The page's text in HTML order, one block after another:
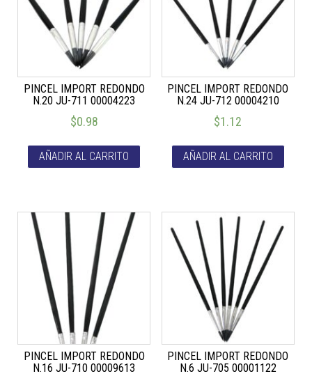
PINCEL IMPORT REDONDO
N.20 JU-711 00004223
$0.98
AÑADIR AL CARRITO
PINCEL IMPORT REDONDO
N.24 JU-712 00004210
$1.12
AÑADIR AL CARRITO
PINCEL IMPORT REDONDO
N.16 JU-710 00009613
PINCEL IMPORT REDONDO
N.6 JU-705 00001122